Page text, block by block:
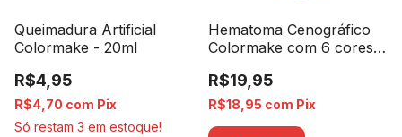
Queimadura Artificial
Colormake - 20ml
R$4,95
R$4,70 com Pix
Só restam 3 em estoque!
Hematoma Cenográfico
Colormake com 6 cores-
R$19,95
R$18,95 com Pix